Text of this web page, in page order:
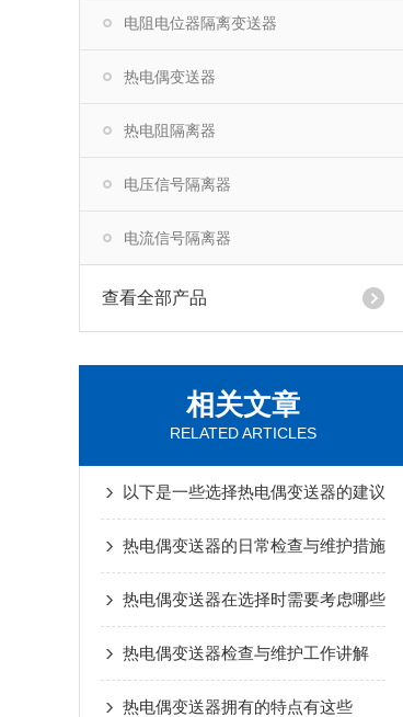
电阻电位器隔离变送器
热电偶变送器
热电阻隔离器
电压信号隔离器
电流信号隔离器
查看全部产品
相关文章
RELATED ARTICLES
以下是一些选择热电偶变送器的建议
热电偶变送器的日常检查与维护措施
热电偶变送器在选择时需要考虑哪些
热电偶变送器检查与维护工作讲解
热电偶变送器拥有的特点有这些